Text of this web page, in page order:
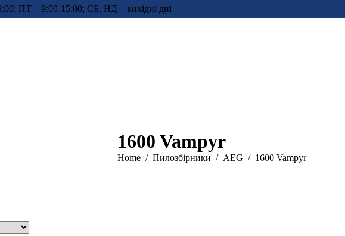
ПТ – 9:00-15:00; СБ, НД – вихідні дні
1600 Vampyr
You are here:
Home Пилозбірники AEG 1600 Vampyr